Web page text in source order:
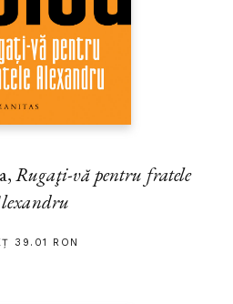
Rugaţi-vă pentru fratele
39.01 RON